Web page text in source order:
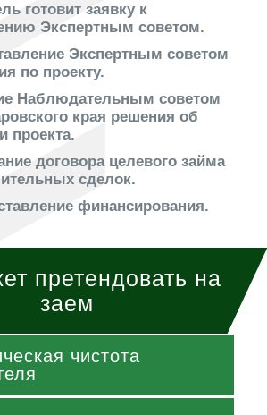
готовит заявку к
Экспертным советом.
Экспертным советом
по проекту.
Наблюдательным советом
края решения об
проекта.
договора целевого займа
сделок.
финансирования.
претендовать на
заем
чистота